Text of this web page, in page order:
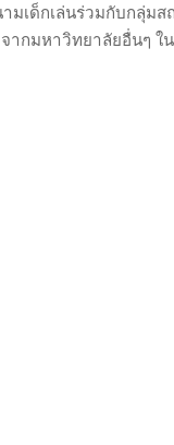
มเด็กเล่นร่วมกับกลุ่ม
ากมหาวิทยาลัยอื่นๆ ใ